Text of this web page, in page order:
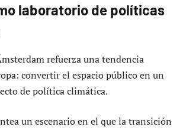
laboratorio de políticas
refuerza una tendencia
convertir el espacio público en un
de política climática.
un escenario en el que la transición